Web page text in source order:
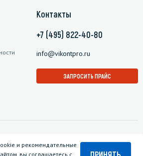
Контакты
+7 (495) 822-40-80
info@vikontpro.ru
ЗАПРОСИТЬ ПРАЙС
и рекомендательные
вы соглашаетесь с